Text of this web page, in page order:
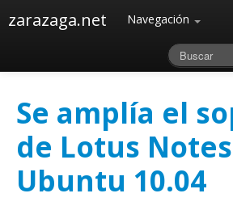
zarazaga.net Navegación
Archivos
Se amplía el
de Lotus
Ubuntu 10.04